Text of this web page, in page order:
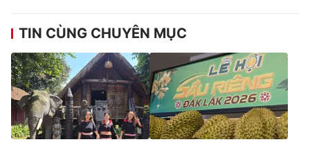
TIN CÙNG CHUYÊN MỤC